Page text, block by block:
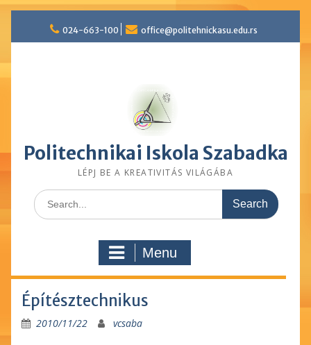
content
024-663-100 office@politehnickasu.edu.rs
Politechnikai Iskola Szabadka
LÉPJ BE A KREATIVITÁS VILÁGÁBA
Search
for:
Menu
Építésztechnikus
2010/11/22 vcsaba